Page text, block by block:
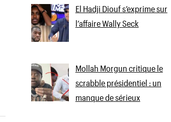
El Hadji Diouf s’exprime sur
l’affaire Wally Seck
Mollah Morgun critique le
scrabble présidentiel : un
manque de sérieux